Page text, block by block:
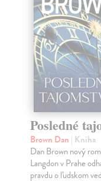
Posledné
Brown Dan | Kniha
Dan Brown nový
Langdon v Prahe
pravdu o ľudskom